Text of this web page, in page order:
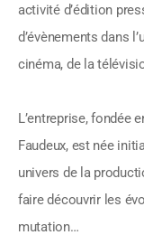
activité d’édition
d’évènements dans
cinéma, de la
L’entreprise, fondée
Faudeux, est née
univers de la
faire découvrir les
mutation…